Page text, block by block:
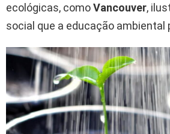
ecológicas, comoVancouver,
social que a educação ambiental